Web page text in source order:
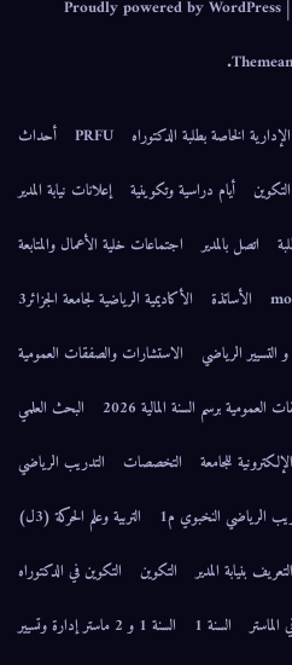
Proudly powered by WordPress
.
الخاصة بطلبة الدكتوراه PRFU
أحداث
أيام دراسية وتكوينية
إعلانات نيابة المدير
اتصل بالمدير
اجتماعات خلية الأعمال والمتابعة
الأساتذة
الأكاديمية الرياضية لجامعة الجزائر3
التسيير الرياضي
الاستشارات والصفقات العمومية
برسم السنة المالية 2026
البحث العلمي
للجامعة
التخصصات
التدريب الرياضي
الرياضي النخبوي م1
التربية وعلم الحركة (3ل)
التعريف بنيابة المدير التكوين
التكوين في الدكتوراه
الماستر السنة 1
السنة 1 و 2 ماستر إدارة وتسيير